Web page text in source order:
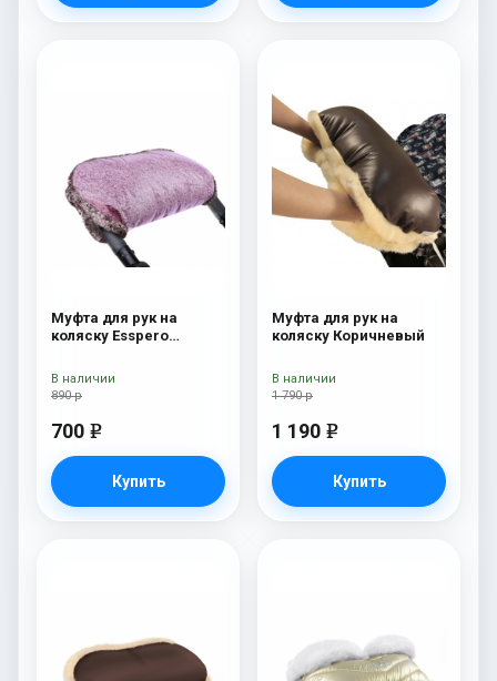
Муфта для рук на
коляску Esspero
890 р
700 e
Купить
В наличии
Муфта для рук на
коляску Коричневый
1 790 р
1 190 e
Купить
В наличии